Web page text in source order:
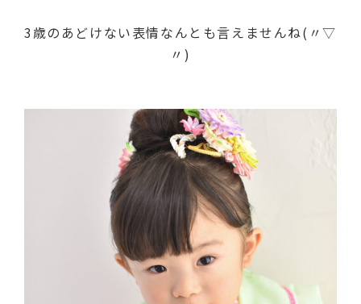
3歳のあどけない表情なんとも言えませんね(〃▽
〃)